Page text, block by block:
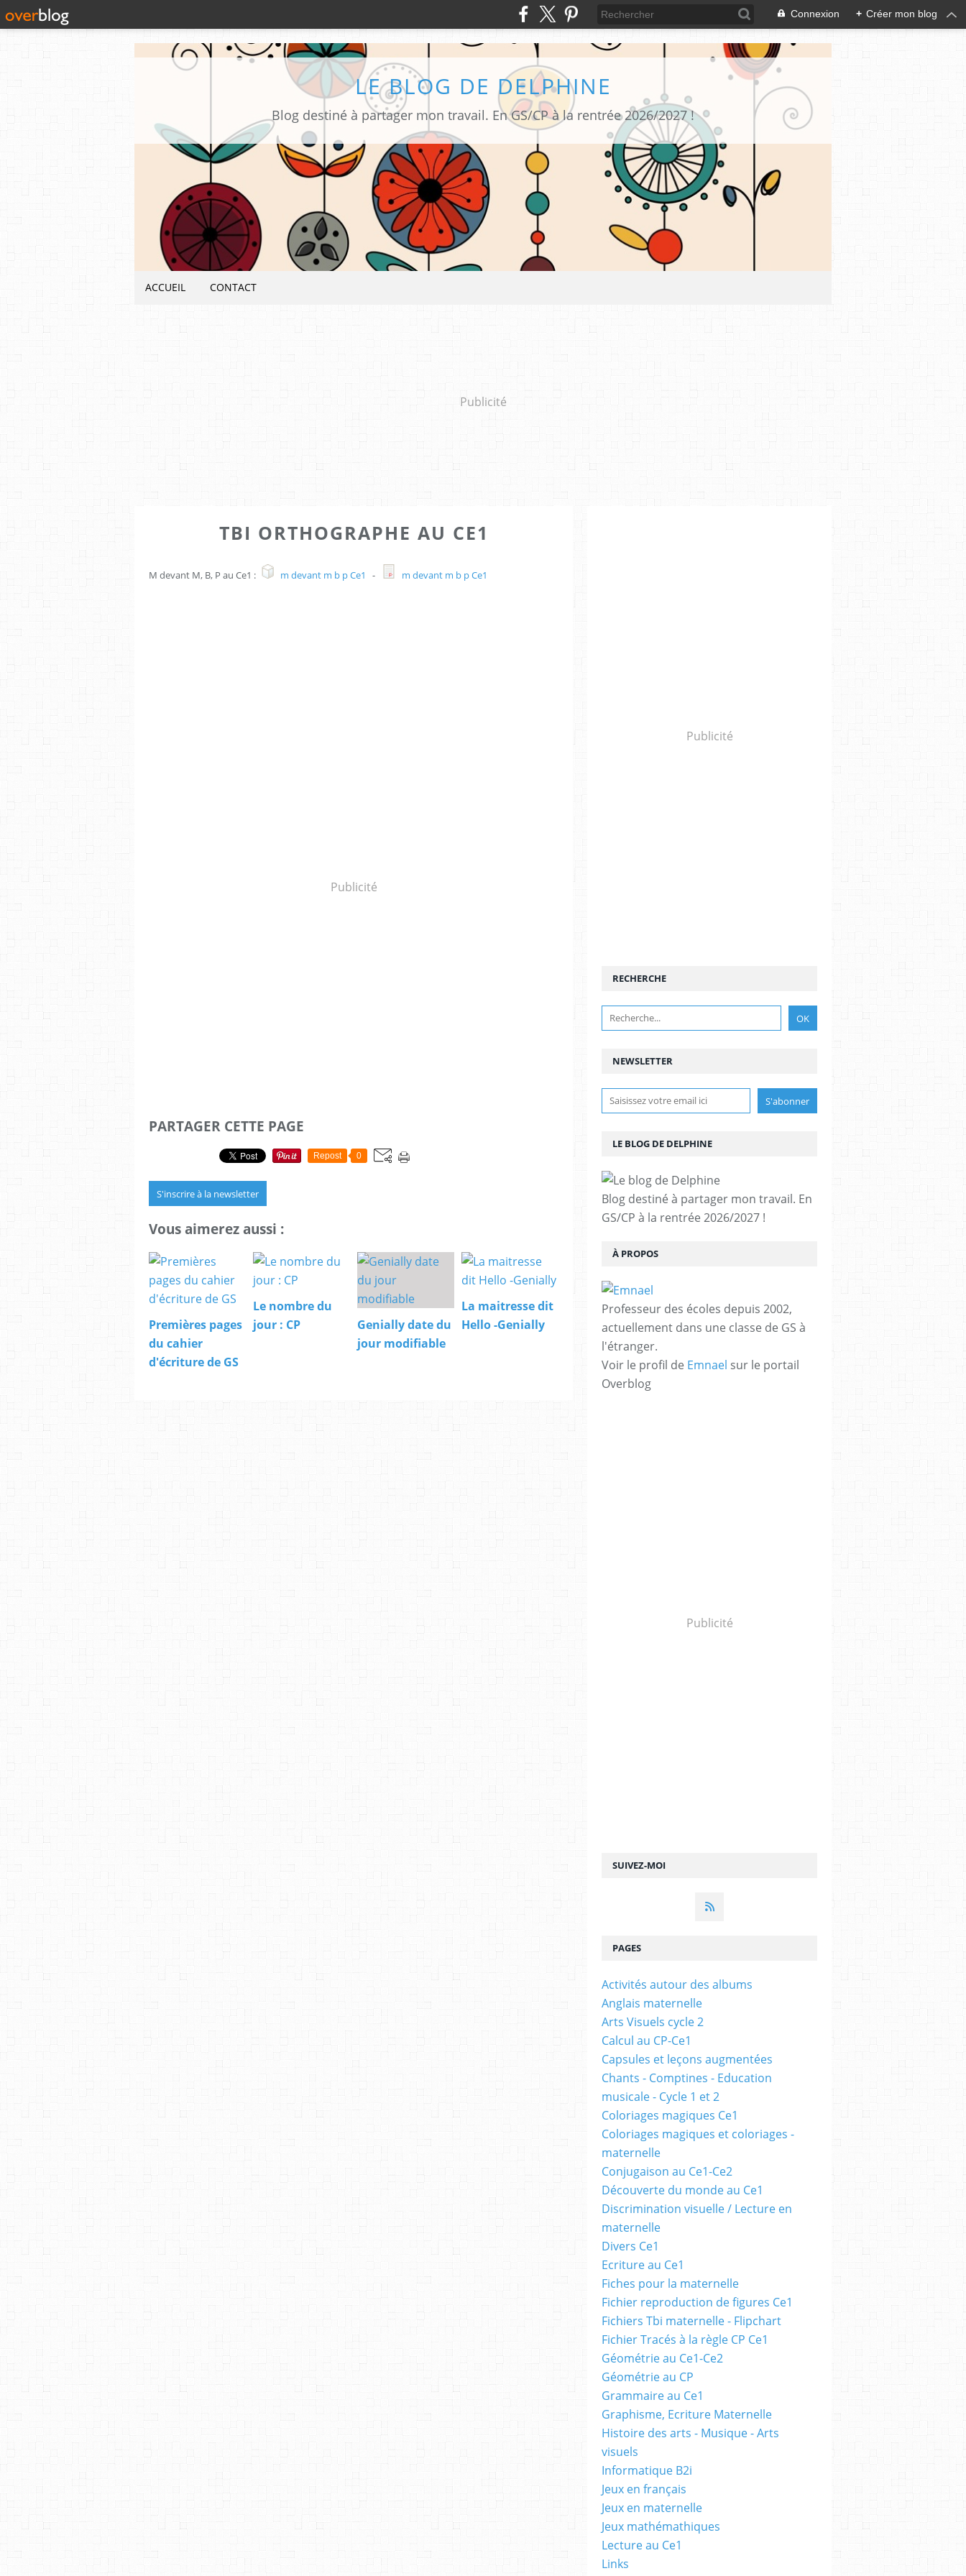
Connexion + Créer mon blog
LE BLOG DE DELPHINE
Blog destiné à partager mon travail. En GS/CP à la rentrée 2026/2027 !
ACCUEIL CONTACT
Publicité
TBI ORTHOGRAPHE AU CE1
M devant M, B, P au Ce1 : m devant m b p Ce1 - m devant m b p Ce1
Publicité
PARTAGER CETTE PAGE
Repost 0
S'inscrire à la newsletter
Vous aimerez aussi :
Premières pages
du cahier
d'écriture de GS
Le nombre du
jour : CP
Genially date du
jour modifiable
La maitresse dit
Hello -Genially
Publicité
NEWSLETTER
SUIVEZ-MOI
RECHERCHE
LE BLOG DE DELPHINE
Blog destiné à partager mon travail. En
GS/CP à la rentrée 2026/2027 !
À PROPOS
Professeur des écoles depuis 2002,
actuellement dans une classe de GS à
l'étranger.
Voir le profil de Emnael sur le portail
Overblog
Publicité
PAGES
Activités autour des albums
Anglais maternelle
Arts Visuels cycle 2
Calcul au CP-Ce1
Capsules et leçons augmentées
Chants - Comptines - Education
musicale - Cycle 1 et 2
Coloriages magiques Ce1
Coloriages magiques et coloriages -
maternelle
Conjugaison au Ce1-Ce2
Découverte du monde au Ce1
Discrimination visuelle / Lecture en
maternelle
Divers Ce1
Ecriture au Ce1
Fiches pour la maternelle
Fichier reproduction de figures Ce1
Fichiers Tbi maternelle - Flipchart
Fichier Tracés à la règle CP Ce1
Géométrie au Ce1-Ce2
Géométrie au CP
Grammaire au Ce1
Graphisme, Ecriture Maternelle
Histoire des arts - Musique - Arts
visuels
Informatique B2i
Jeux en français
Jeux en maternelle
Jeux mathémathiques
Lecture au Ce1
Links